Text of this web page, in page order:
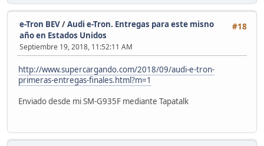
#18
e-Tron BEV/Audi e-Tron. Entregas para este misno
año en Estados Unidos
Septiembre 19, 2018, 11:52:11 AM
http://www.supercargando.com/2018/09/audi-e-tron-
primeras-entregas-finales.html?m=1
Enviado desde mi SM-G935F mediante Tapatalk